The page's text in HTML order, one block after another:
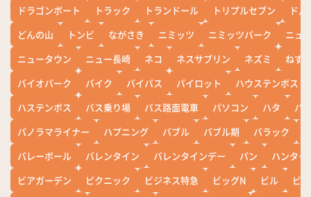
ドラゴンボート
トラック トランドール トリプルセブン
ド
どんの山
トンビ ながさき ニミッツ ニミッツパーク
ニュ
ニュータウン
ニュー長崎 ネコ ネスサブリン ネズミ
ねず
バイオパーク
バイク バイパス パイロット
ハウステンボス
ハステンボス
バス乗り場 バス路面電車 パソコン ハタ
ハ
パノラマライナー
ハプニング バブル バブル期 バラック
バレーボール
バレンタイン バレンタインデー パン
ハンター
ビアガーデン
ピクニック ビジネス特急 ビッグN ビル
ビワ